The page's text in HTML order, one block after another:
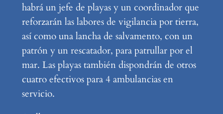
habrá un jefe de playas y un coordinador que
reforzarán las labores de vigilancia por tierra,
así como una lancha de salvamento, con un
patrón y un rescatador, para patrullar por el
mar. Las playas también dispondrán de otros
cuatro efectivos para 4 ambulancias en
servicio.